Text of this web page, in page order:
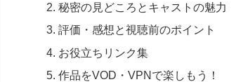
秘密の見どころとキャストの魅力
評価・感想と視聴前のポイント
お役立ちリンク集
作品をVOD・VPNで楽しもう！